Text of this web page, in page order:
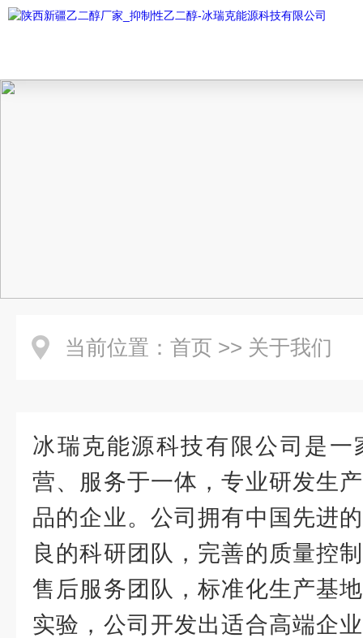
当前位置： 首页 >> 关于我们
冰瑞克能源科技有限公司是
营、服务于一体，专业研发生产
品的企业。公司拥有中国先进的
良的科研团队，完善的质量控
售后服务团队，标准化生产基
实验，公司开发出适合高端企